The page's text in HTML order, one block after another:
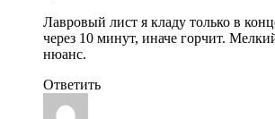
Лавровый лист я кладу только в
через 10 минут, иначе горчит.
нюанс.
Ответить